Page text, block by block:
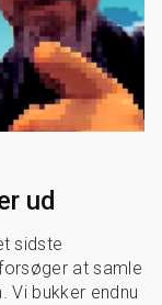
ud
sidste
at samle
Vi bukker endnu